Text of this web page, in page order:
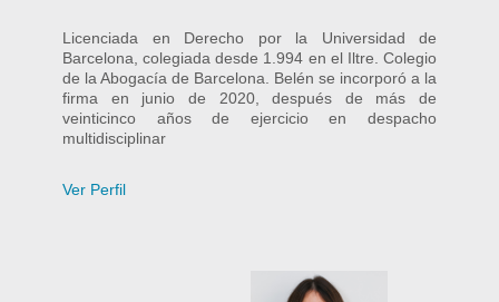
Licenciada en Derecho por la Universidad de
Barcelona, colegiada desde 1.994 en el Iltre. Colegio
de la Abogacía de Barcelona. Belén se incorporó a la
firma en junio de 2020, después de más de
veinticinco años de ejercicio en despacho
multidisciplinar
Ver Perfil